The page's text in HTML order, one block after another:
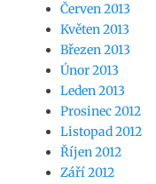
Červen 2013
Květen 2013
Březen 2013
Únor 2013
Leden 2013
Prosinec 2012
Listopad 2012
Říjen 2012
Září 2012